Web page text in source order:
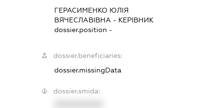
ГЕРАСИМЕНКО ЮЛІЯ
ВЯЧЕСЛАВІВНА - КЕРІВНИК
dossier.position -
dossier.beneficiaries:
dossier.missingData
dossier.smida: